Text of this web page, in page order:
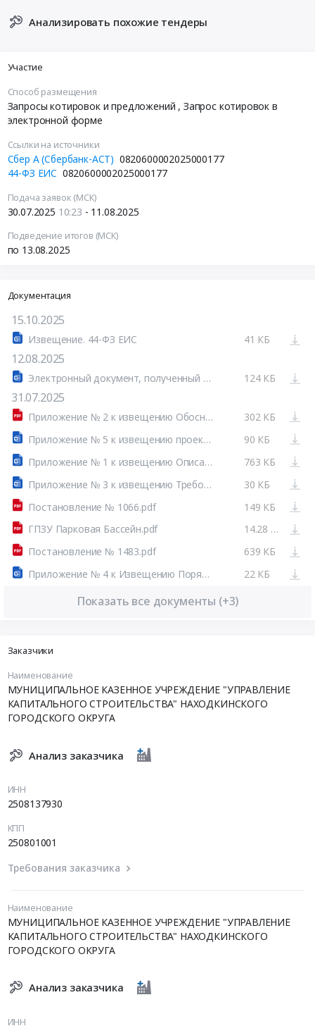
Анализировать похожие тендеры
Участие
Способ размещения
Запросы котировок и предложений , Запрос котировок в
электронной форме
Ссылки на источники
Сбер А (Сбербанк-АСТ) 0820600002025000177
44-ФЗ ЕИС 0820600002025000177
Подача заявок (МСК)
30.07.2025 10:23 - 11.08.2025
Подведение итогов (МСК)
по 13.08.2025
Документация
15.10.2025
Извещение. 44-ФЗ ЕИС 41 КБ
12.08.2025
Электронный документ, полученный из внешней системы.doc 124 КБ
31.07.2025
Приложение № 2 к извещению Обоснование НМЦК.pdf
302 КБ
Приложение № 5 к извещению проект контракта снос.docx
90 КБ
Приложение № 1 к извещению Описание ОЗ.rtf
763 КБ
Приложение № 3 к извещению Требование к составу заявки.docx
30 КБ
Постановление № 1066.pdf
149 КБ
ГПЗУ Парковая Бассейн.pdf
14.28 МБ
Постановление № 1483.pdf
639 КБ
Приложение № 4 к Извещению Порядок обеспечения.docx
22 КБ
Показать все документы (+3)
Заказчики
Наименование
МУНИЦИПАЛЬНОЕ КАЗЕННОЕ УЧРЕЖДЕНИЕ "УПРАВЛЕНИЕ
КАПИТАЛЬНОГО СТРОИТЕЛЬСТВА" НАХОДКИНСКОГО
ГОРОДСКОГО ОКРУГА
Анализ заказчика
ИНН
2508137930
КПП
250801001
Требования заказчика
Наименование
МУНИЦИПАЛЬНОЕ КАЗЕННОЕ УЧРЕЖДЕНИЕ "УПРАВЛЕНИЕ
КАПИТАЛЬНОГО СТРОИТЕЛЬСТВА" НАХОДКИНСКОГО
ГОРОДСКОГО ОКРУГА
Анализ заказчика
ИНН